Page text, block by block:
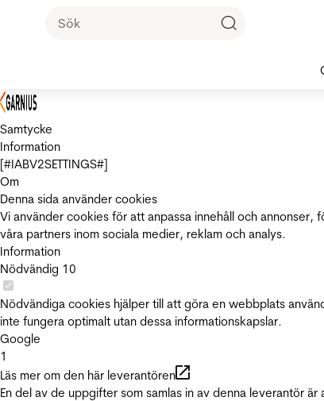
Samtycke
Information
[#IABV2SETTINGS#]
Om
Denna sida använder cookies
Vi använder cookies för att anpassa innehåll och
våra partners inom sociala medier, reklam och analys.
Information
Nödvändig 10
Nödvändiga cookies hjälper till att göra en webbplats
inte fungera optimalt utan dessa informationskapslar.
Google
1
Läs mer om den här leverantören
En del av de uppgifter som samlas in av denna leverantör